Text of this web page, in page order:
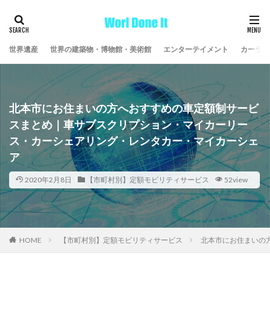
世界遺産 世界の建築物・博物館・美術館 エンターテイメント カーラ
北本市にお住まいの方へおすすめの車定額制サービ
スまとめ｜車サブスクリプション・マイカーリー
ス・カーシェアリング・レンタカー・マイカーシェ
ア
2020年2月8日 【市町村別】定額モビリティサービス 52view
HOME 【市町村別】定額モビリティサービス 北本市にお住まいの